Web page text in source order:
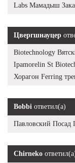
Labs Мамадыш
Цвергшнауцер
Biotechnology
Ipamorelin St
Хорагон Ferring
Bobbi ответил(а)
Павловский Посад
Chirneko